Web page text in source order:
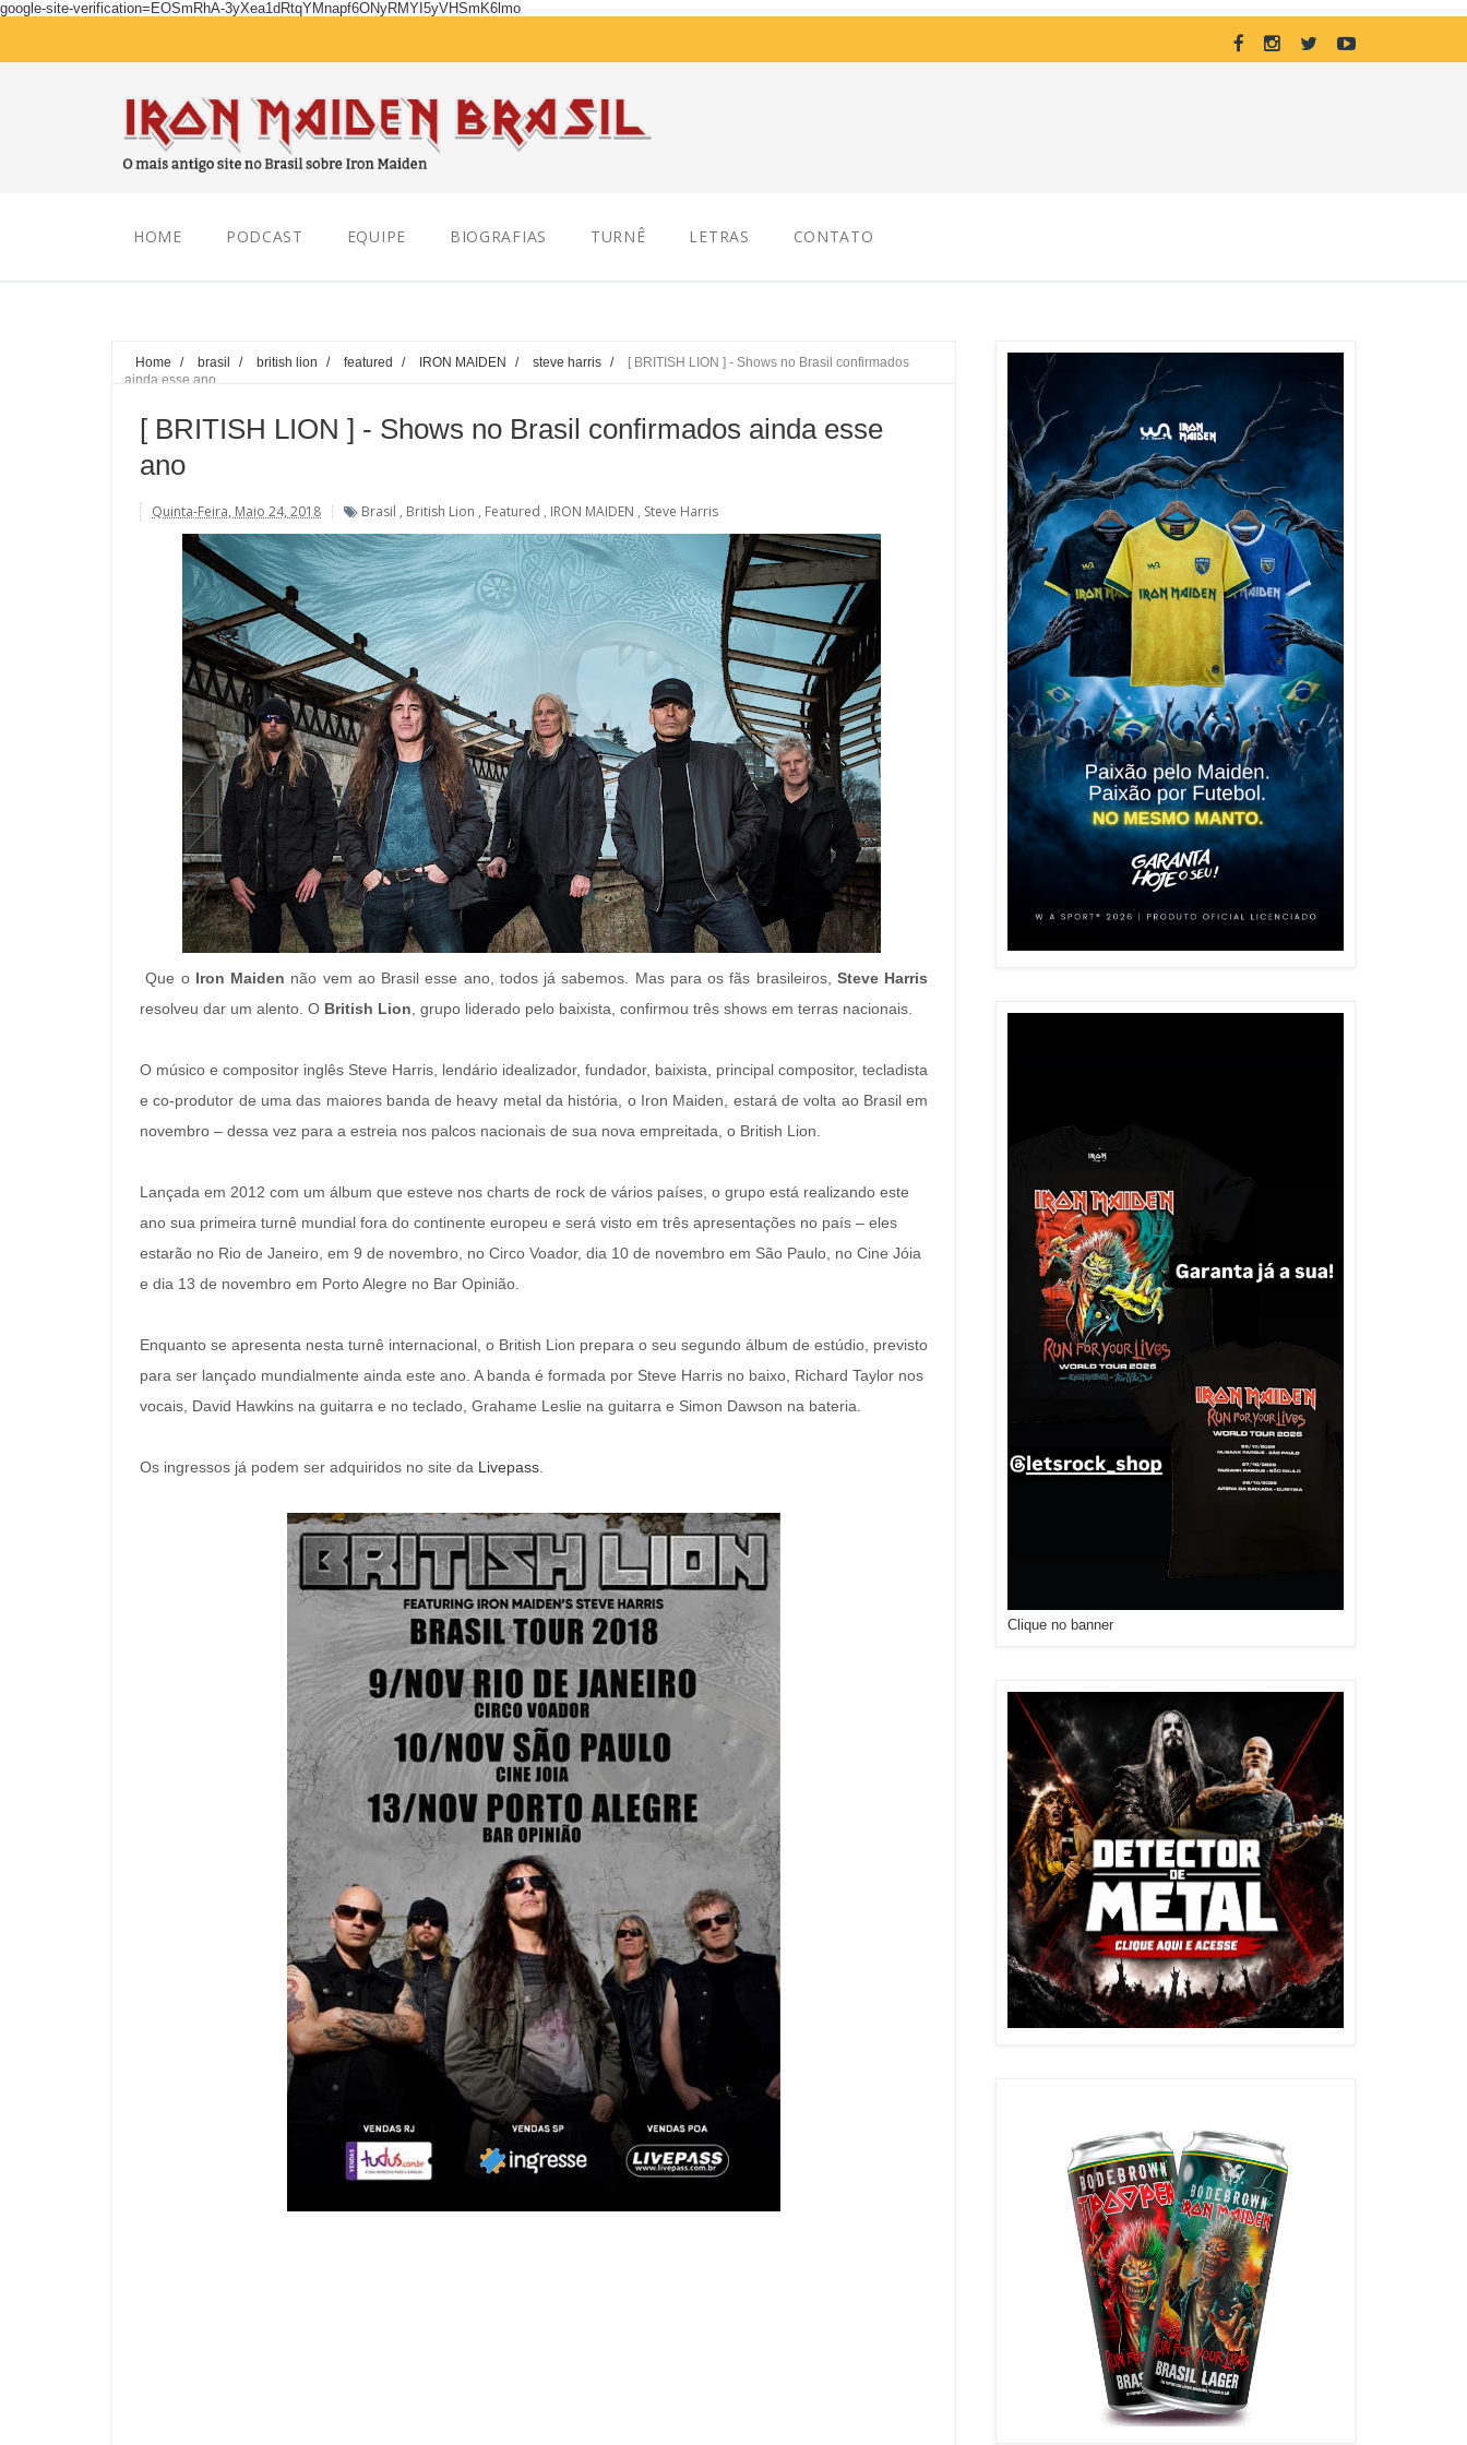
google-site-verification=EOSmRhA-3yXea1dRtqYMnapf6ONyRMYI5yVHSmK6lmo
HOME PODCAST EQUIPE BIOGRAFIAS TURNÊ LETRAS CONTATO
Home / brasil / british lion / featured / IRON MAIDEN / steve harris /
[ BRITISH LION ] - Shows no Brasil confirmados
ainda esse ano
[ BRITISH LION ] - Shows no Brasil confirmados ainda esse
ano
Quinta-Feira, Maio 24, 2018 Brasil , British Lion , Featured , IRON MAIDEN , Steve Harris
Que o Iron Maiden não vem ao Brasil esse ano, todos já sabemos. Mas para os fãs brasileiros, Steve Harris
resolveu dar um alento. O British Lion , grupo liderado pelo baixista, confirmou três shows em terras nacionais.
O músico e compositor inglês Steve Harris, lendário idealizador, fundador, baixista, principal compositor, tecladista
e co-produtor de uma das maiores banda de heavy metal da história, o Iron Maiden, estará de volta ao Brasil em
novembro – dessa vez para a estreia nos palcos nacionais de sua nova empreitada, o British Lion.
Lançada em 2012 com um álbum que esteve nos charts de rock de vários países, o grupo está realizando este
ano sua primeira turnê mundial fora do continente europeu e será visto em três apresentações no país – eles
estarão no Rio de Janeiro, em 9 de novembro, no Circo Voador, dia 10 de novembro em São Paulo, no Cine Jóia
e dia 13 de novembro em Porto Alegre no Bar Opinião.
Enquanto se apresenta nesta turnê internacional, o British Lion prepara o seu segundo álbum de estúdio, previsto
para ser lançado mundialmente ainda este ano. A banda é formada por Steve Harris no baixo, Richard Taylor nos
vocais, David Hawkins na guitarra e no teclado, Grahame Leslie na guitarra e Simon Dawson na bateria.
Os ingressos já podem ser adquiridos no site da Livepass
Clique no banner